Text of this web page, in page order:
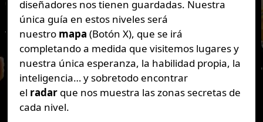
diseñadores nos tienen guardadas. Nuestra
única guía en estos niveles será
nuestro mapa (Botón X), que se irá
completando a medida que visitemos lugares y
nuestra única esperanza, la habilidad propia, la
inteligencia… y sobretodo encontrar
el radarque nos muestra las zonas secretas de
cada nivel.